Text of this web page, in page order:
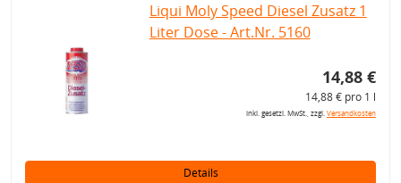
Liqui Moly Speed Diesel Zusatz 1
Liter Dose - Art.Nr. 5160
14,88 €
14,88 € pro 1 l
inkl. gesetzl. MwSt., zzgl.Versandkosten
Details